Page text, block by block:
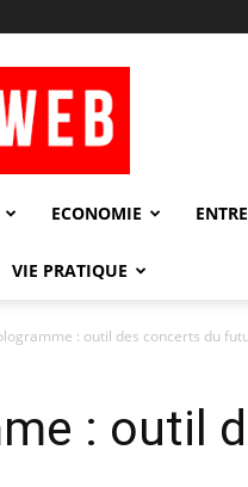
ECONOMIE
VIE PRATIQUE
: outil des concerts du
: outil